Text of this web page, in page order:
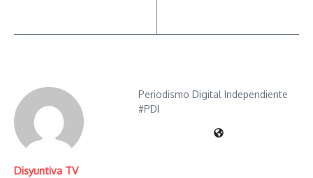
Disyuntiva TV
Periodismo Digital Independiente
#PDI